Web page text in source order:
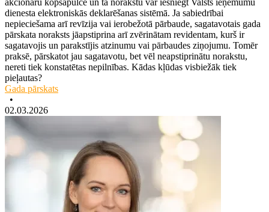
akcionāru kopsapulcē un tā norakstu var iesniegt Valsts ieņēmumu
dienesta elektroniskās deklarēšanas sistēmā. Ja sabiedrībai
nepieciešama arī revīzija vai ierobežotā pārbaude, sagatavotais gada
pārskata noraksts jāapstiprina arī zvērinātam revidentam, kurš ir
sagatavojis un parakstījis atzinumu vai pārbaudes ziņojumu. Tomēr
praksē, pārskatot jau sagatavotu, bet vēl neapstiprinātu norakstu,
nereti tiek konstatētas nepilnības. Kādas kļūdas visbiežāk tiek
pieļautas?
Gada pārskats
•
02.03.2026